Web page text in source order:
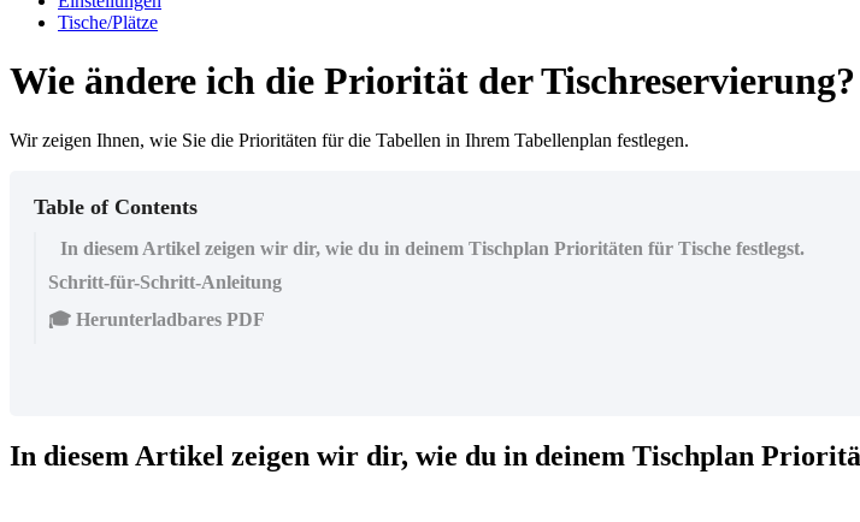
Tische/Plätze
Wie ändere ich die Priorität der Tischreservierung?
Wir zeigen Ihnen, wie Sie die Prioritäten für die Tabellen in Ihrem Tabellenplan festlegen.
Table of Contents
In diesem Artikel zeigen wir dir, wie du in deinem Tischplan Prioritäten für Tische festlegst.
Schritt-für-Schritt-Anleitung
🎓 Herunterladbares PDF
In diesem Artikel zeigen wir dir, wie du in deinem Tischplan